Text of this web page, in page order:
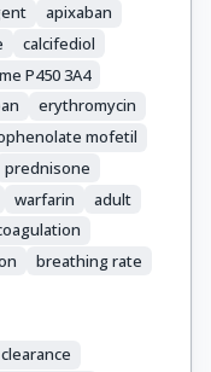
apixaban
calcifediol
P450 3A4
erythromycin
mofetil
prednisone
warfarin
adult
breathing rate